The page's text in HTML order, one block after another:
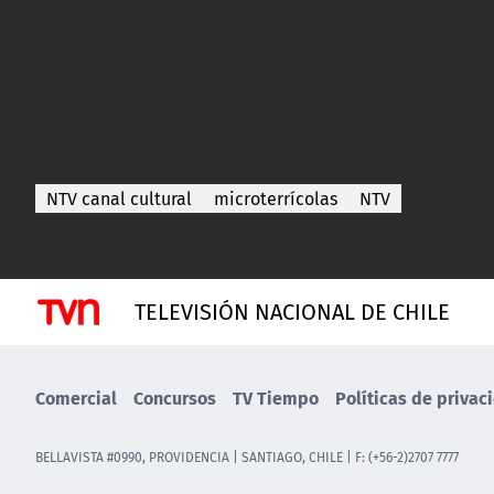
NTV canal cultural microterrícolas NTV
TELEVISIÓN NACIONAL DE CHILE
Comercial Concursos TV Tiempo Políticas de
BELLAVISTA #0990, PROVIDENCIA | SANTIAGO, CHILE | F: (+56-2)2707 7777